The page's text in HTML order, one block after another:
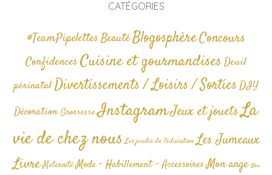
CATÉGORIES
#TeamPipelettesBeautéBlogosphèreConcours
Confidences Cuisine et gourmandises Deuil
périnatalDivertissements / Loisirs / SortiesDIY
Décoration GrossesseInstagramJeux et jouetsLa
vie de chez nous Les jeudis de l'éducation Les Jumeaux
Livre Maternité Mode - Habillement - AccessoiresMon ange Non